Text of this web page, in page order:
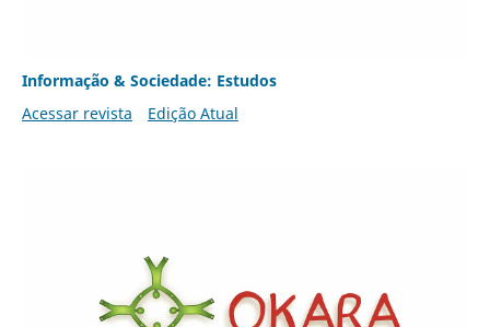
Informação & Sociedade: Estudos
Acessar revista
Edição Atual